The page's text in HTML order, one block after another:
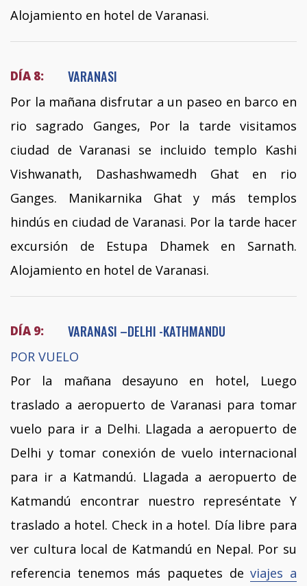
Alojamiento en hotel de Varanasi.
DÍA 8: VARANASI
Por la mañana disfrutar a un paseo en barco en
rio sagrado Ganges, Por la tarde visitamos
ciudad de Varanasi se incluido templo Kashi
Vishwanath, Dashashwamedh Ghat en rio
Ganges. Manikarnika Ghat y más templos
hindús en ciudad de Varanasi. Por la tarde hacer
excursión de Estupa Dhamek en Sarnath.
Alojamiento en hotel de Varanasi.
DÍA 9: VARANASI –DELHI -KATHMANDU
POR VUELO
Por la mañana desayuno en hotel, Luego
traslado a aeropuerto de Varanasi para tomar
vuelo para ir a Delhi. Llagada a aeropuerto de
Delhi y tomar conexión de vuelo internacional
para ir a Katmandú. Llagada a aeropuerto de
Katmandú encontrar nuestro represéntate Y
traslado a hotel. Check in a hotel. Día libre para
ver cultura local de Katmandú en Nepal. Por su
referencia tenemos más paquetes deviajes a